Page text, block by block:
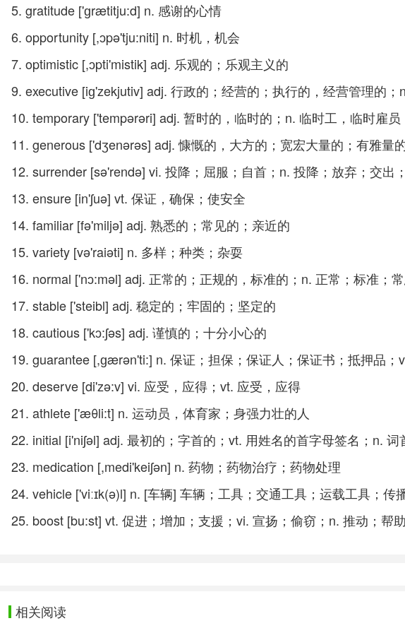
5. gratitude ['ɡrætitju:d] n. 感谢的心情
6. opportunity [,ɔpə'tju:niti] n. 时机，机会
7. optimistic [,ɔpti'mistik] adj. 乐观的；乐观主义的
9. executive [iɡ'zekjutiv] adj. 行政的；经营的；执行的，经营管理的；
10. temporary ['tempərəri] adj. 暂时的，临时的；n. 临时工，临时雇员
11. generous ['dʒenərəs] adj. 慷慨的，大方的；宽宏大量的；有雅量
12. surrender [sə'rendə] vi. 投降；屈服；自首；n. 投降；放弃；交出
13. ensure [in'ʃuə] vt. 保证，确保；使安全
14. familiar [fə'miljə] adj. 熟悉的；常见的；亲近的
15. variety [və'raiəti] n. 多样；种类；杂耍
16. normal ['nɔ:məl] adj. 正常的；正规的，标准的；n. 正常；标准；
17. stable ['steibl] adj. 稳定的；牢固的；坚定的
18. cautious ['kɔ:ʃəs] adj. 谨慎的；十分小心的
19. guarantee [,ɡærən'ti:] n. 保证；担保；保证人；保证书；抵押品；
20. deserve [di'zə:v] vi. 应受，应得；vt. 应受，应得
21. athlete ['æθli:t] n. 运动员，体育家；身强力壮的人
22. initial [i'niʃəl] adj. 最初的；字首的；vt. 用姓名的首字母签名；n. 词
23. medication [,medi'keiʃən] n. 药物；药物治疗；药物处理
24. vehicle ['viːɪk(ə)l] n. [车辆] 车辆；工具；交通工具；运载工具；传
25. boost [bu:st] vt. 促进；增加；支援；vi. 宣扬；偷窃；n. 推动；帮
相关阅读